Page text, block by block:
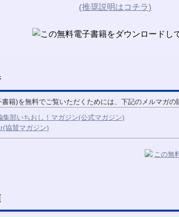
(推奨説明はコチラ)
籍)を無料でご覧いただくためには、下記のメルマガの
集部いちおし！マガジン(公式マガジン)
協賛マガジン)